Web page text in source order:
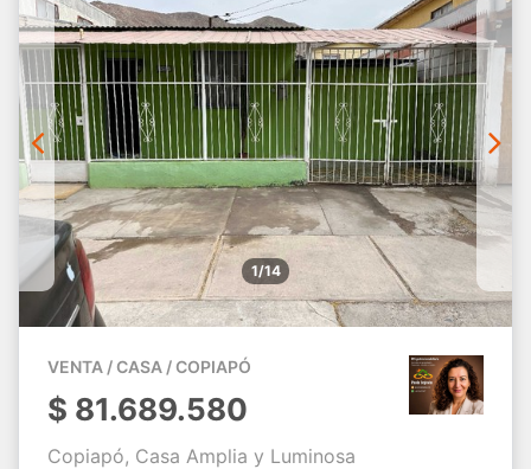
1/14
VENTA / CASA / COPIAPÓ
$ 81.689.580
Copiapó, Casa Amplia y Luminosa